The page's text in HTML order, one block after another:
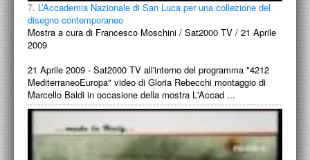
7. L’Accademia Nazionale di San Luca per una collezione del
disegno contemporaneo
Mostra a cura di Francesco Moschini / Sat2000 TV / 21 Aprile
2009
21 Aprile 2009 - Sat2000 TV all'interno del programma "4212
MediterraneoEuropa" video di Gloria Rebecchi montaggio di
Marcello Baldi in occasione della mostra L'Accad ...